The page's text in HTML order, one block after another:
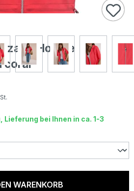
Hoodie
coral
bei Ihnen in ca. 1-3
WARENKORB